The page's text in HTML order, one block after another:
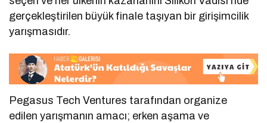
gerçekleştirilen büyük finale taşıyan bir girişimcilik
yarışmasıdır.
Pegasus Tech Ventures tarafından organize
edilen yarışmanın amacı; erken aşama ve